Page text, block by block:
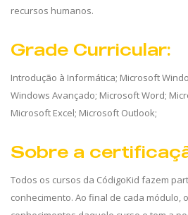
recursos humanos.
Grade Curricular:
Introdução à Informática; Microsoft
Windows Avançado; Microsoft Word;
Microsoft Excel; Microsoft Outlook;
Sobre a
Todos os cursos da CódigoKid fazem
conhecimento. Ao final de cada módulo,